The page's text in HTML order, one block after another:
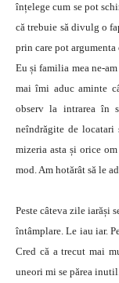
înțelege cum se pot
că trebuie să divulg o
prin care pot
Eu și familia mea ne-
mai îmi aduc aminte
observ la intrarea în
neîndrăgite de locatari
mizeria asta și orice
mod. Am hotărât să le
Peste câteva zile iarăși
întâmplare. Le iau iar.
Cred că a trecut mai
uneori mi se părea